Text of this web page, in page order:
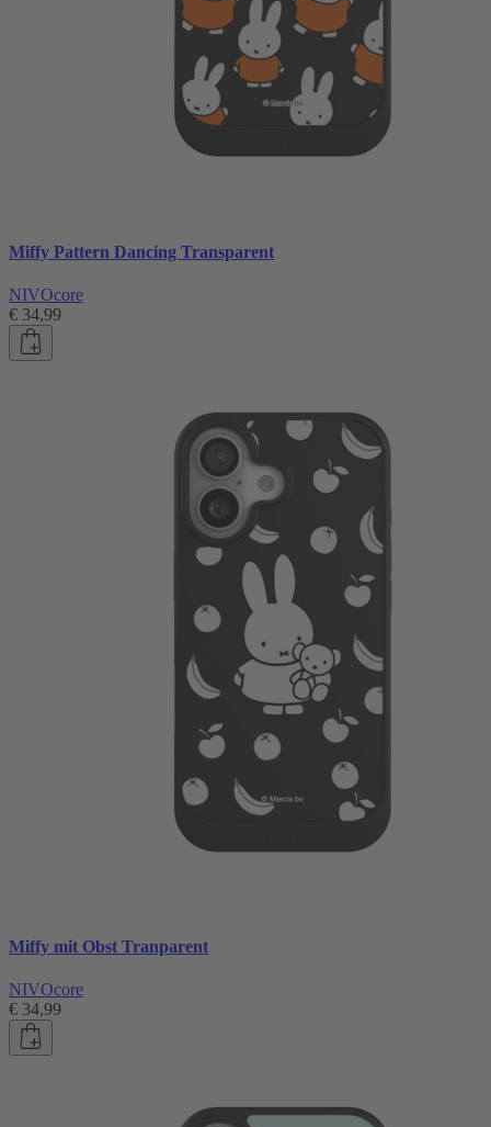
Miffy Pattern Dancing Transparent
NIVOcore
€ 34,99
Miffy mit Obst Tranparent
NIVOcore
€ 34,99